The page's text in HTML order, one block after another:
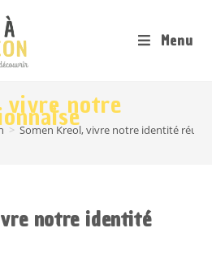
Menu
vivre notre
> Somen Kreol, vivre notre identité
notre identité